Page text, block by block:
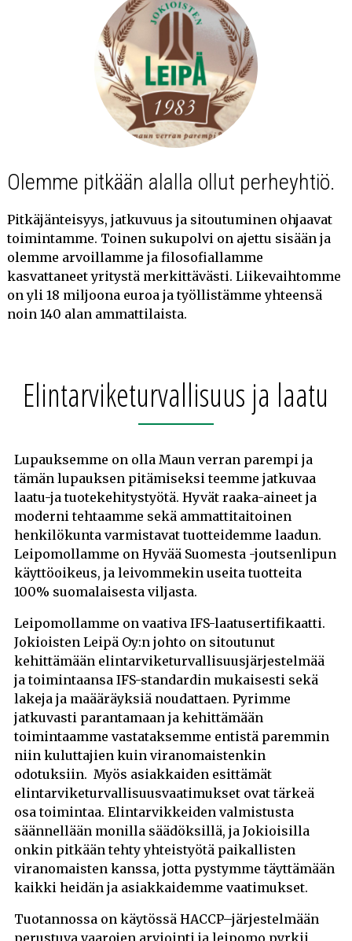
Olemme pitkään alalla ollut perheyhtiö.
Pitkäjänteisyys, jatkuvuus ja sitoutuminen ohjaavat
toimintamme. Toinen sukupolvi on ajettu sisään ja
olemme arvoillamme ja filosofiallamme
kasvattaneet yritystä merkittävästi. Liikevaihtomme
on yli 18 miljoona euroa ja työllistämme yhteensä
noin 140 alan ammattilaista.
Elintarviketurvallisuus ja laatu
Lupauksemme on olla Maun verran parempi ja
tämän lupauksen pitämiseksi teemme jatkuvaa
laatu-ja tuotekehitystyötä. Hyvät raaka-aineet ja
moderni tehtaamme sekä ammattitaitoinen
henkilökunta varmistavat tuotteidemme laadun.
Leipomollamme on Hyvää Suomesta -joutsenlipun
käyttöoikeus, ja leivommekin useita tuotteita
100% suomalaisesta viljasta.
Leipomollamme on vaativa IFS-laatusertifikaatti.
Jokioisten Leipä Oy:n johto on sitoutunut
kehittämään elintarviketurvallisuusjärjestelmää
ja toimintaansa IFS-standardin mukaisesti sekä
lakeja ja maääräyksiä noudattaen. Pyrimme
jatkuvasti parantamaan ja kehittämään
toimintaamme vastataksemme entistä paremmin
niin kuluttajien kuin viranomaistenkin
odotuksiin. Myös asiakkaiden esittämät
elintarviketurvallisuusvaatimukset ovat tärkeä
osa toimintaa. Elintarvikkeiden valmistusta
säännellään monilla säädöksillä, ja Jokioisilla
onkin pitkään tehty yhteistyötä paikallisten
viranomaisten kanssa, jotta pystymme täyttämään
kaikki heidän ja asiakkaidemme vaatimukset.
Tuotannossa on käytössä HACCP–järjestelmään